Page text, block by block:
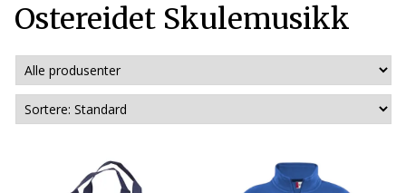
Ostereidet Skulemusikk